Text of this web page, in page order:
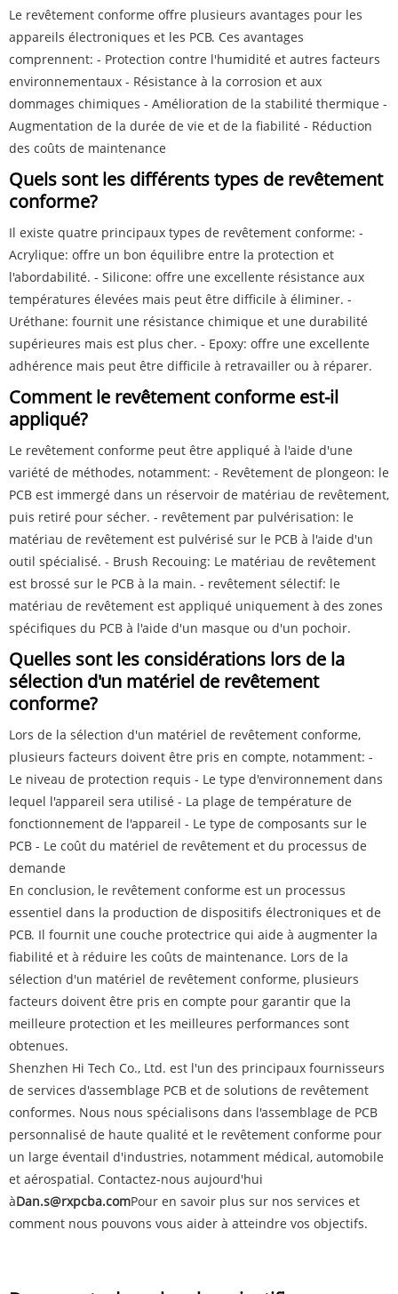
Le revêtement conforme offre plusieurs avantages pour les
appareils électroniques et les PCB. Ces avantages
comprennent: - Protection contre l'humidité et autres facteurs
environnementaux - Résistance à la corrosion et aux
dommages chimiques - Amélioration de la stabilité thermique -
Augmentation de la durée de vie et de la fiabilité - Réduction
des coûts de maintenance
Quels sont les différents types de revêtement
conforme?
Il existe quatre principaux types de revêtement conforme: -
Acrylique: offre un bon équilibre entre la protection et
l'abordabilité. - Silicone: offre une excellente résistance aux
températures élevées mais peut être difficile à éliminer. -
Uréthane: fournit une résistance chimique et une durabilité
supérieures mais est plus cher. - Epoxy: offre une excellente
adhérence mais peut être difficile à retravailler ou à réparer.
Comment le revêtement conforme est-il
appliqué?
Le revêtement conforme peut être appliqué à l'aide d'une
variété de méthodes, notamment: - Revêtement de plongeon: le
PCB est immergé dans un réservoir de matériau de revêtement,
puis retiré pour sécher. - revêtement par pulvérisation: le
matériau de revêtement est pulvérisé sur le PCB à l'aide d'un
outil spécialisé. - Brush Recouing: Le matériau de revêtement
est brossé sur le PCB à la main. - revêtement sélectif: le
matériau de revêtement est appliqué uniquement à des zones
spécifiques du PCB à l'aide d'un masque ou d'un pochoir.
Quelles sont les considérations lors de la
sélection d'un matériel de revêtement
conforme?
Lors de la sélection d'un matériel de revêtement conforme,
plusieurs facteurs doivent être pris en compte, notamment: -
Le niveau de protection requis - Le type d'environnement dans
lequel l'appareil sera utilisé - La plage de température de
fonctionnement de l'appareil - Le type de composants sur le
PCB - Le coût du matériel de revêtement et du processus de
demande
En conclusion, le revêtement conforme est un processus
essentiel dans la production de dispositifs électroniques et de
PCB. Il fournit une couche protectrice qui aide à augmenter la
fiabilité et à réduire les coûts de maintenance. Lors de la
sélection d'un matériel de revêtement conforme, plusieurs
facteurs doivent être pris en compte pour garantir que la
meilleure protection et les meilleures performances sont
obtenues.
Shenzhen Hi Tech Co., Ltd. est l'un des principaux fournisseurs
de services d'assemblage PCB et de solutions de revêtement
conformes. Nous nous spécialisons dans l'assemblage de PCB
personnalisé de haute qualité et le revêtement conforme pour
un large éventail d'industries, notamment médical, automobile
et aérospatial. Contactez-nous aujourd'hui
àDan.s@rxpcba.comPour en savoir plus sur nos services et
comment nous pouvons vous aider à atteindre vos objectifs.